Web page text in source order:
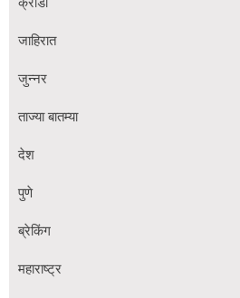
जाहिरात
जुन्नर
ताज्या बातम्या
देश
पुणे
ब्रेकिंग
महाराष्ट्र